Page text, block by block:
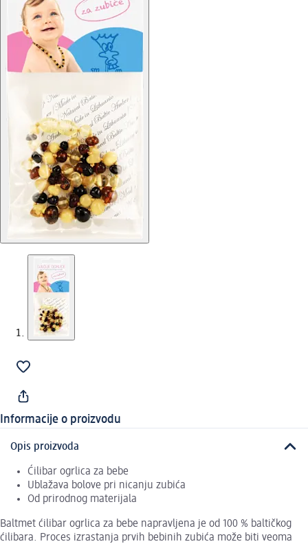
Informacije o proizvodu
Opis proizvoda
Ćilibar ogrlica za bebe
Ublažava bolove pri nicanju zubića
Od prirodnog materijala
Baltmet ćilibar ogrlica za bebe napravljena je od 100 % baltičkog
ćilibara. Proces izrastanja prvih bebinih zubića može biti veoma